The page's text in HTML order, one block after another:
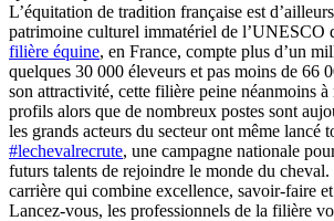
L’équitation de tradition française est
patrimoine culturel immatériel de l’UNESCO
filière équine, en France, compte plus d’un
quelques 30 000 éleveurs et pas moins de 66
son attractivité, cette filière peine néanmoins à
profils alors que de nombreux postes sont
les grands acteurs du secteur ont même lancé
#lechevalrecrute, une campagne nationale
futurs talents de rejoindre le monde du cheval.
carrière qui combine excellence, savoir-faire
Lancez-vous, les professionnels de la filière